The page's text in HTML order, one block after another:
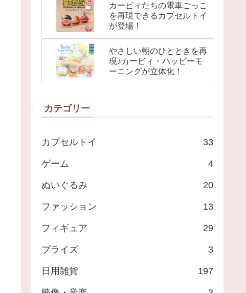
カービィたちの電車ごっこ
を再現できるカプセルトイ
が登場！
やさしい朝のひとときを再
現♪カービィ・ハッピーモ
ーニングが立体化！
カテゴリー
カプセルトイ 33
ゲーム 4
ぬいぐるみ 20
ファッション 13
フィギュア 29
プライズ 3
日用雑貨 197